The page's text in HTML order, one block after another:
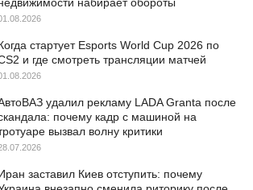
стартует Esports World Cup 2026 по
и где смотреть трансляции матчей
удалил рекламу LADA Granta после
почему кадр с машиной на
вызвал волну критики
заставил Киев отступить: почему